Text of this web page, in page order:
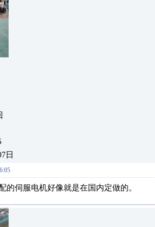
日
的伺服电机好像就是在国内定做的。